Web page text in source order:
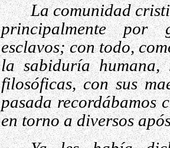
La comunidad
principalmente por
esclavos; con todo,
la sabiduría humana,
filosóficas, con sus
pasada recordábamos
en torno a diversos